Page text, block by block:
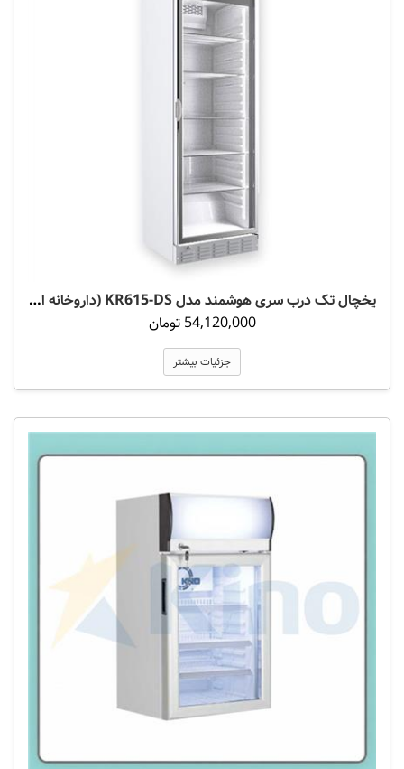
یخچال تک درب سری هوشمند مدل KR615-DS (داروخانه ای)
54,120,000 تومان
جزئیات بیشتر